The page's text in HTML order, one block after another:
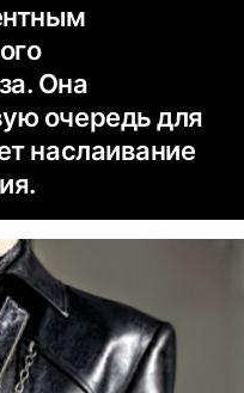
Она
очередь для
наслаивание